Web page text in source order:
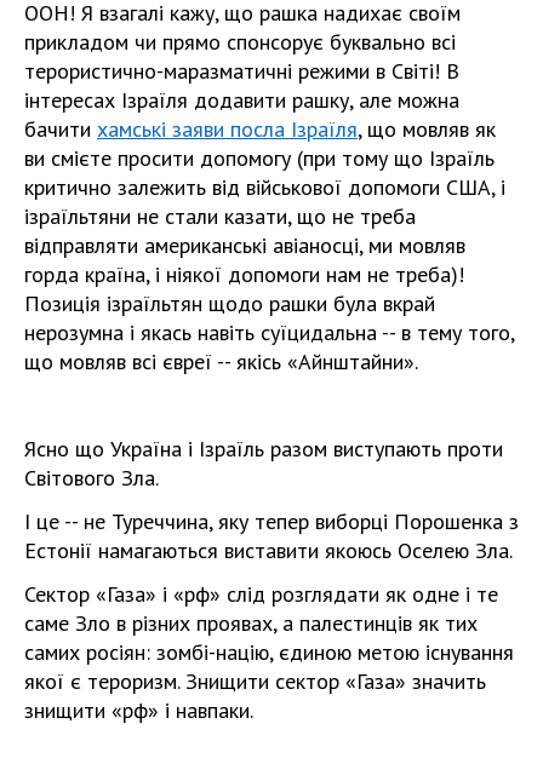
ООН! Я взагалі кажу, що рашка надихає своїм
прикладом чи прямо спонсорує буквально всі
терористично-маразматичні режими в Світі! В
інтересах Ізраїля додавити рашку, але можна
бачити хамські заяви посла Ізраїля, що мовляв як
ви смієте просити допомогу (при тому що Ізраїль
критично залежить від військової допомоги США, і
ізраїльтяни не стали казати, що не треба
відправляти американські авіаносці, ми мовляв
горда країна, і ніякої допомоги нам не треба)!
Позиція ізраїльтян щодо рашки була вкрай
нерозумна і якась навіть суїцидальна -- в тему того,
що мовляв всі євреї -- якісь «Айнштайни».
Ясно що Україна і Ізраїль разом виступають проти
Світового Зла.
І це -- не Туреччина, яку тепер виборці Порошенка з
Естонії намагаються виставити якоюсь Оселею Зла.
Сектор «Газа» і «рф» слід розглядати як одне і те
саме Зло в різних проявах, а палестинців як тих
самих росіян: зомбі-націю, єдиною метою існування
якої є тероризм. Знищити сектор «Газа» значить
знищити «рф» і навпаки.